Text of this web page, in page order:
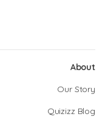
About
Our Story
Quizizz Blog